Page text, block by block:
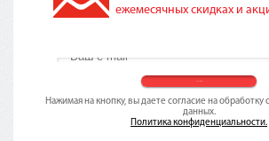
ежемесячных скидках и
Нажимая на кнопку, вы даете согласие на обработку
данных.
Политика конфиденциальности.